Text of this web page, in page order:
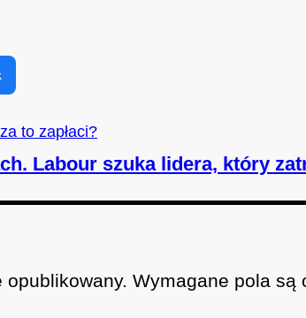
to zapłaci?
Labour szuka lidera, który
Wymagane pola są